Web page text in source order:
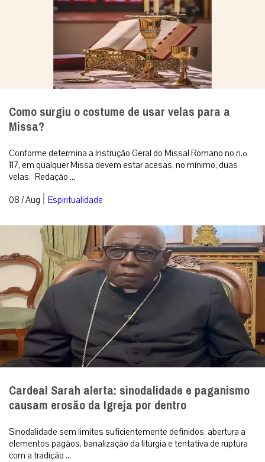
Como surgiu o costume de usar velas para a
Missa?
Conforme determina a Instrução Geral do Missal Romano no n.º
117, em qualquer Missa devem estar acesas, no mínimo, duas
velas. Redação ...
08 / Aug | Espiritualidade
Cardeal Sarah alerta: sinodalidade e paganismo
causam erosão da Igreja por dentro
Sinodalidade sem limites suficientemente definidos, abertura a
elementos pagãos, banalização da liturgia e tentativa de ruptura
com a tradição ...